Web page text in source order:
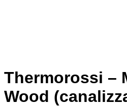
Thermorossi –
Wood